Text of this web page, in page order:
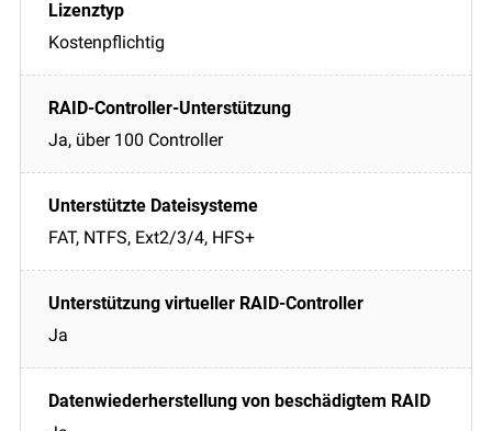
Kostenpflichtig
Ja, über 100 Controller
FAT, NTFS, Ext2/3/4, HFS+
Ja